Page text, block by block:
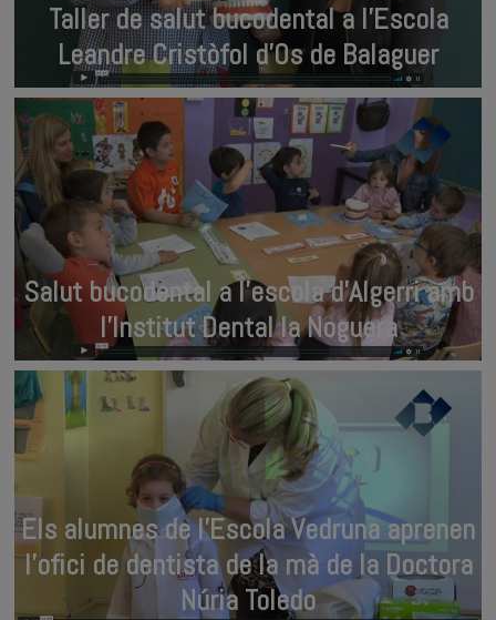
Taller de salut bucodental a l’Escola
Leandre Cristòfol d’Os de Balaguer
Salut bucodental a l’escola d’Algerri amb
l’Institut Dental la Noguera
Els alumnes de l’Escola Vedruna aprenen
l’ofici de dentista de la mà de la Doctora
Núria Toledo